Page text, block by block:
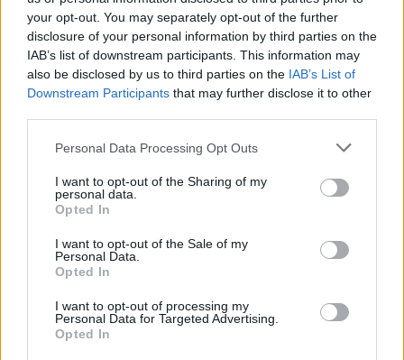
your opt-out. You may separately opt-out of the further
disclosure of your personal information by third parties on the
IAB’s list of downstream participants. This information may
also be disclosed by us to third parties on the IAB’s List of
Downstream Participants that may further disclose it to other
Personal Data Processing Opt Outs
I want to opt-out of the Sharing of my
personal data.
Opted In
I want to opt-out of the Sale of my
Personal Data.
Opted In
I want to opt-out of processing my
Personal Data for Targeted Advertising.
Opted In
EuroLeague: Οι ενθουσιώδεις πρωτοεμφανιζόμενοι